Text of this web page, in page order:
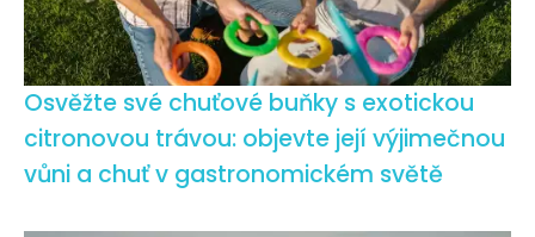
Osvěžte své chuťové buňky s exotickou
citronovou trávou: objevte její výjimečnou
vůni a chuť v gastronomickém světě